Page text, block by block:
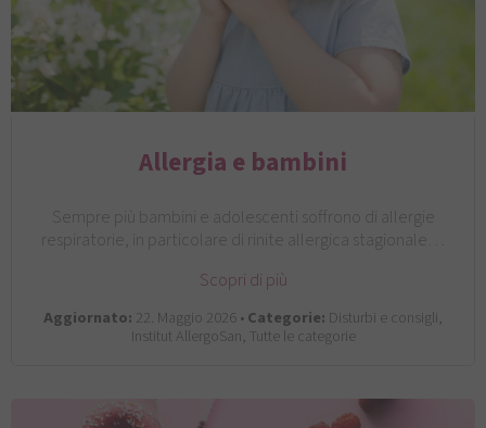
Allergia e bambini
Sempre più bambini e adolescenti soffrono di allergie
respiratorie, in particolare di rinite allergica stagionale…
Scopri di più
Aggiornato: 22. Maggio 2026 •Categorie: Disturbi e consigli,
Institut AllergoSan, Tutte le categorie